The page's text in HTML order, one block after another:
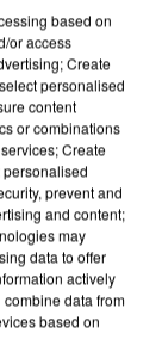
based on
or access
Create
personalised
content
or combinations
Create
prevent and
and content;
may
data to offer
actively
data from
based on